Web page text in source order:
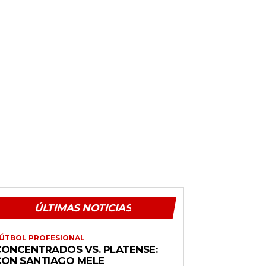
ÚLTIMAS NOTICIAS
PROFESIONAL
VS. PLATENSE:
SANTIAGO MELE